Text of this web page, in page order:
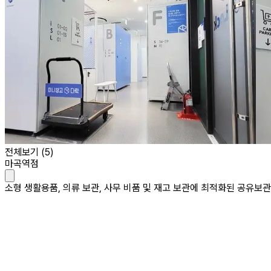
전체보기 (5)
마곡역점
소형 생활용품, 의류 보관, 사무 비품 및 재고 보관에 최적화된 공유보